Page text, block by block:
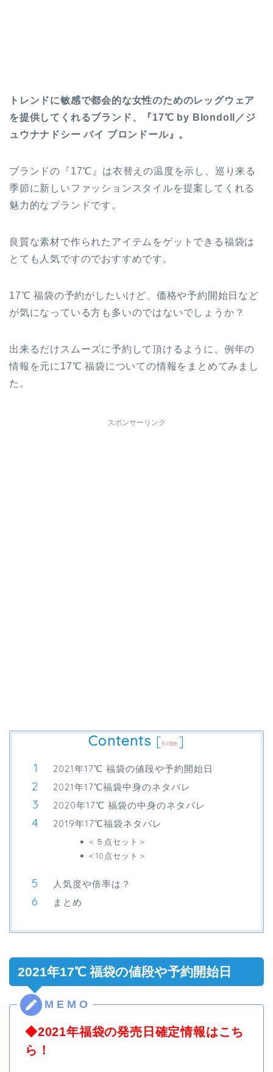
トレンドに敏感で都会的な女性のためのレッグウェア
を提供してくれるブランド、『17℃ by Blondoll／ジ
ュウナナドシー バイ ブロンドール』。
ブランドの『17℃』は衣替えの温度を示し、巡り来る
季節に新しいファッションスタイルを提案してくれる
魅力的なブランドです。
良質な素材で作られたアイテムをゲットできる福袋は
とても人気ですのでおすすめです。
17℃ 福袋の予約がしたいけど、価格や予約開始日など
が気になっている方も多いのではないでしょうか？
出来るだけスムーズに予約して頂けるように、例年の
情報を元に17℃ 福袋についての情報をまとめてみまし
た。
スポンサーリンク
Contents [hide ]
2021年17℃ 福袋の値段や予約開始日
2021年17℃福袋中身のネタバレ
2020年17℃ 福袋の中身のネタバレ
2019年17℃福袋ネタバレ
＜５点セット＞
＜10点セット＞
人気度や倍率は？
まとめ
2021年17℃ 福袋の値段や予約開始日
◆2021年福袋の発売日確定情報はこち
ら！